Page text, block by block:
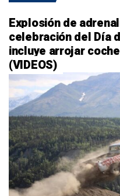
Explosión de
celebración del Día
incluye arrojar
(VIDEOS)